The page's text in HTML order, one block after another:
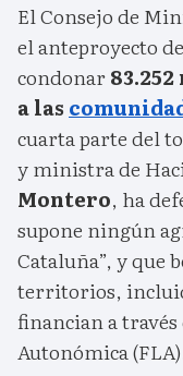
El Consejo de
el anteproyecto
condonar
a las
cuarta parte del
y ministra de
Montero, ha
supone ningún
Cataluña”, y que
territorios,
financian a
Autonómica